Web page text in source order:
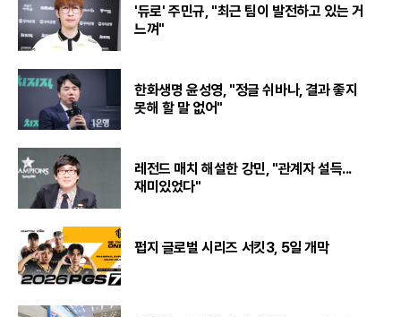
'듀로' 주민규, "최근 팀이 발전하고 있는 거
느껴"
한화생명 윤성영, "정글 쉬바나, 결과 좋지
못해 할 말 없어"
레전드 매치 해설한 강민, "관계자 설득...
재미있었다"
펍지 글로벌 시리즈 서킷3, 5일 개막